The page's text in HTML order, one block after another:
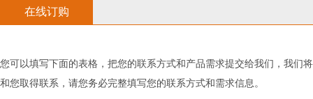
在线订购
您可以填写下面的表格，把您的联系方式和产品需求提交给我们，我们
和您取得联系，请您务必完整填写您的联系方式和需求信息。